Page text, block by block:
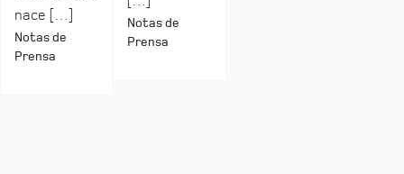
nace […]
Notas de
Prensa
Notas de
Prensa